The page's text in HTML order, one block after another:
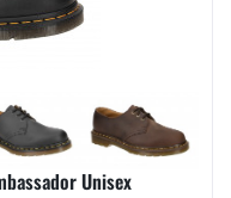
Unisex